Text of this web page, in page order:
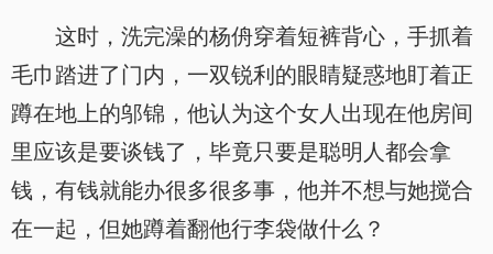
这时，洗完澡的杨侜穿着短裤背心，手抓着
毛巾踏进了门内，一双锐利的眼睛疑惑地盯着正
蹲在地上的邬锦，他认为这个女人出现在他房间
里应该是要谈钱了，毕竟只要是聪明人都会拿
钱，有钱就能办很多很多事，他并不想与她搅合
在一起，但她蹲着翻他行李袋做什么？